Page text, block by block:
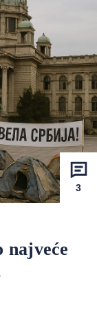
3
najveće